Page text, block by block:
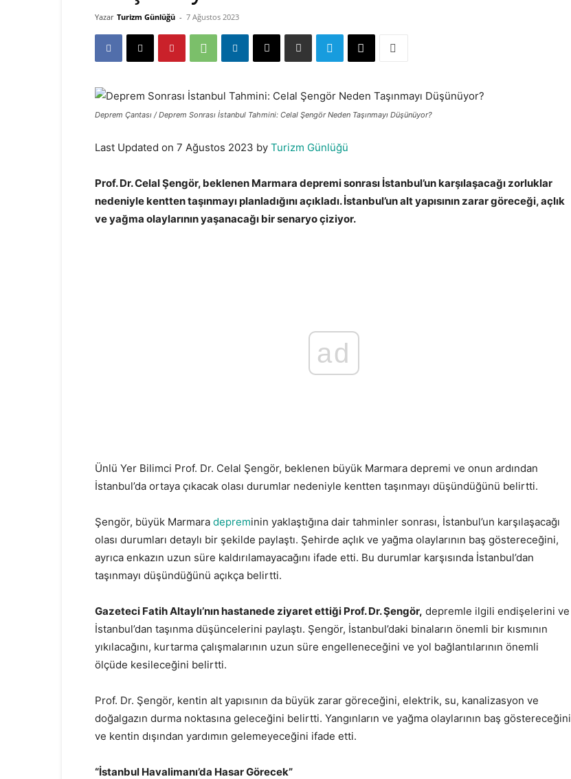
Yazar Turizm Günlüğü - 7 Ağustos 2023
Deprem Çantası / Deprem Sonrası İstanbul Tahmini: Celal Şengör Neden Taşınmayı Düşünüyor?
Last Updated on 7 Ağustos 2023 by Turizm Günlüğü
Prof. Dr. Celal Şengör, beklenen Marmara depremi sonrası İstanbul’un karşılaşacağı zorluklar
nedeniyle kentten taşınmayı planladığını açıkladı. İstanbul’un alt yapısının zarar göreceği, açlık
ve yağma olaylarının yaşanacağı bir senaryo çiziyor.
ad
Ünlü Yer Bilimci Prof. Dr. Celal Şengör, beklenen büyük Marmara depremi ve onun ardından
İstanbul’da ortaya çıkacak olası durumlar nedeniyle kentten taşınmayı düşündüğünü belirtti.
Şengör, büyük Marmara depreminin yaklaştığına dair tahminler sonrası, İstanbul’un karşılaşacağı
olası durumları detaylı bir şekilde paylaştı. Şehirde açlık ve yağma olaylarının baş göstereceğini,
ayrıca enkazın uzun süre kaldırılamayacağını ifade etti. Bu durumlar karşısında İstanbul’dan
taşınmayı düşündüğünü açıkça belirtti.
Gazeteci Fatih Altaylı’nın hastanede ziyaret ettiği Prof. Dr. Şengör, depremle ilgili endişelerini ve
İstanbul’dan taşınma düşüncelerini paylaştı. Şengör, İstanbul’daki binaların önemli bir kısmının
yıkılacağını, kurtarma çalışmalarının uzun süre engelleneceğini ve yol bağlantılarının önemli
ölçüde kesileceğini belirtti.
Prof. Dr. Şengör, kentin alt yapısının da büyük zarar göreceğini, elektrik, su, kanalizasyon ve
doğalgazın durma noktasına geleceğini belirtti. Yangınların ve yağma olaylarının baş göstereceğini
ve kentin dışından yardımın gelemeyeceğini ifade etti.
“İstanbul Havalimanı’da Hasar Görecek”